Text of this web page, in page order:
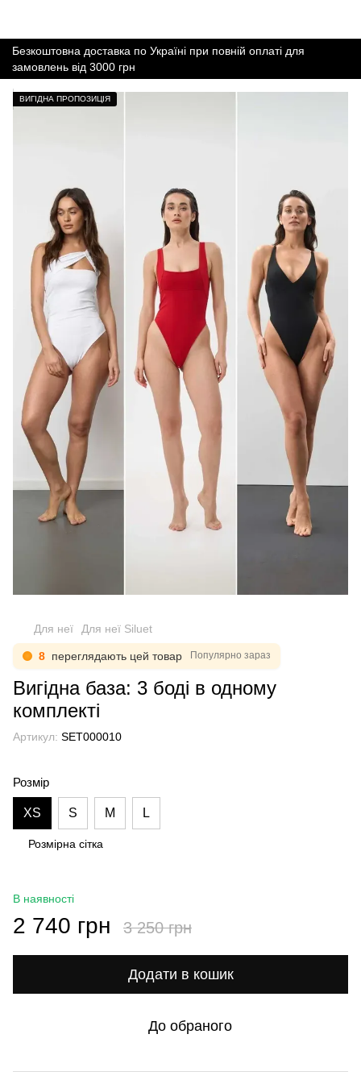
Безкоштовна доставка по Україні при повній оплаті для
замовлень від 3000 грн
ВИГІДНА ПРОПОЗИЦІЯ
Для неї Для неї Siluet
8 переглядають цей товар Популярно зараз
Вигідна база: 3 боді в одному
комплекті
Артикул: SET000010
Розмір
XS S M L
Розмірна сітка
В наявності
2 740 грн 3 250 грн
Додати в кошик
До обраного